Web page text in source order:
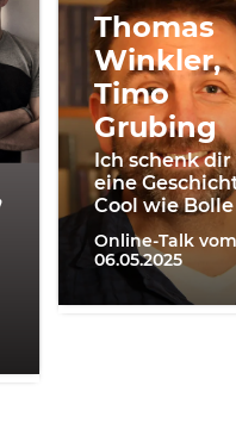
Thomas
Winkler,
Timo
Grubing
Ich schenk dir
eine
Cool wie Bolle
Online-Talk vom
06.05.2025